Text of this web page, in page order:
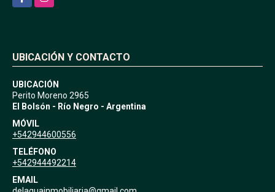
UBICACIÓN Y CONTACTO
UBICACIÓN
Perito Moreno 2965
El Bolsón - Río Negro - Argentina
MÓVIL
+542944600556
TELÉFONO
+542944492214
EMAIL